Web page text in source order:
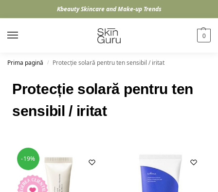
Kbeauty Skincare and Make-up Trends
0
Prima pagină / Protecție solară pentru ten sensibil / iritat
Protecție solară pentru ten
sensibil / iritat
-19%